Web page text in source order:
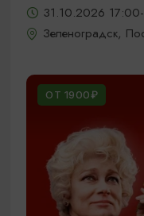
31.10.2026
Зеленоградск,
ОТ 1900₽